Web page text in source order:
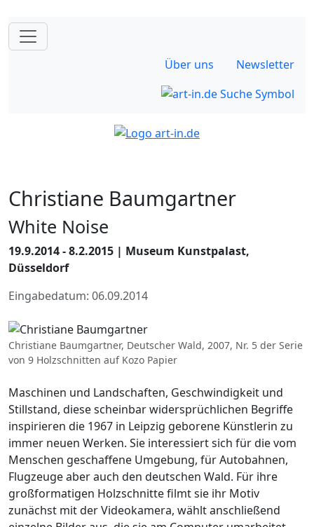
Über uns Newsletter
Christiane Baumgartner
White Noise
19.9.2014 - 8.2.2015 | Museum Kunstpalast,
Düsseldorf
Eingabedatum: 06.09.2014
Christiane Baumgartner, Deutscher Wald, 2007, Nr. 5 der Serie
von 9 Holzschnitten auf Kozo Papier
Maschinen und Landschaften, Geschwindigkeit und
Stillstand, diese scheinbar widersprüch­lichen Begriffe
inspirieren die 1967 in Leipzig geborene Künstlerin zu
immer neuen Werken. Sie interessiert sich für die vom
Menschen geschaffene Umgebung, für Autobahnen,
Flugzeuge aber auch den deutschen Wald. Für ihre
großformatigen Holzschnitte filmt sie ihr Motiv
zunächst mit der Videokamera, wählt anschließend